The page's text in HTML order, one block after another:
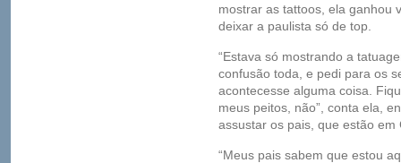
mostrar as tattoos, ela ganhou
deixar a paulista só de top.
“Estava só mostrando a
confusão toda, e pedi para os
acontecesse alguma coisa.
meus peitos, não”, conta ela,
assustar os pais, que estão em
“Meus pais sabem que estou